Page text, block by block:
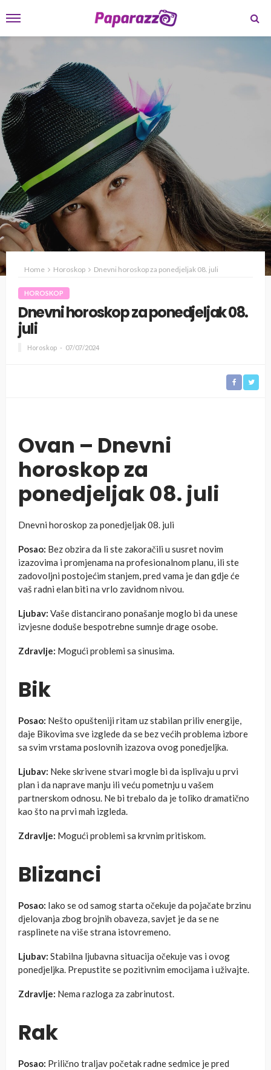
Home Horoskop Dnevni horoskop za ponedjeljak 08. juli
HOROSKOP
Dnevni horoskop za ponedjeljak 08.
juli
Horoskop 07/07/2024
Ovan – Dnevni
horoskop za
ponedjeljak 08. juli
Dnevni horoskop za ponedjeljak 08. juli
Posao: Bez obzira da li ste zakoračili u susret novim
izazovima i promjenama na profesionalnom planu, ili ste
zadovoljni postojećim stanjem, pred vama je dan gdje će
vaš radni elan biti na vrlo zavidnom nivou.
Ljubav: Vaše distancirano ponašanje moglo bi da unese
izvjesne doduše bespotrebne sumnje drage osobe.
Zdravlje: Mogući problemi sa sinusima.
Bik
Posao: Nešto opušteniji ritam uz stabilan priliv energije,
daje Bikovima sve izglede da se bez većih problema izbore
sa svim vrstama poslovnih izazova ovog ponedjeljka.
Ljubav: Neke skrivene stvari mogle bi da isplivaju u prvi
plan i da naprave manju ili veću pometnju u vašem
partnerskom odnosu. Ne bi trebalo da je toliko dramatično
kao što na prvi mah izgleda.
Zdravlje: Mogući problemi sa krvnim pritiskom.
Blizanci
Posao: Iako se od samog starta očekuje da pojačate brzinu
djelovanja zbog brojnih obaveza, savjet je da se ne
rasplinete na više strana istovremeno.
Ljubav: Stabilna ljubavna situacija očekuje vas i ovog
ponedjeljka. Prepustite se pozitivnim emocijama i uživajte.
Zdravlje: Nema razloga za zabrinutost.
Rak
Posao: Prilično traljav početak radne sedmice je pred